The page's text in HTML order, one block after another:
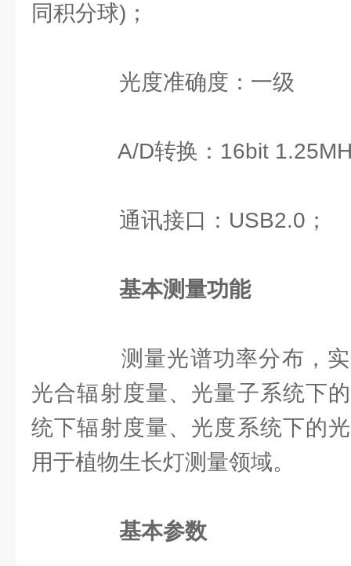
同积分球)；
光度准确度：一级
A/D转换：16bit
通讯接口：USB2.0；
基本测量功能
测量光谱功率分布，实
光合辐射度量、光量子系统下
统下辐射度量、光度系统下的
用于植物生长灯测量领域。
基本参数